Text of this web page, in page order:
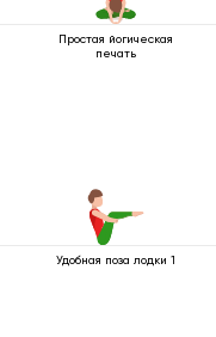
Простая йогическая
печать
Удобная поза лодки 1